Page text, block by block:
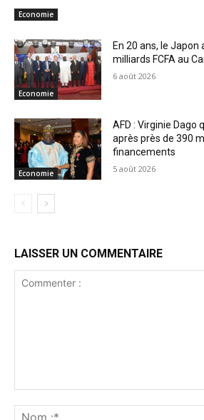
Economie
Economie
En 20 ans, le Japon
milliards FCFA au
6 août 2026
Economie
AFD : Virginie Dago
après près de 390
financements
5 août 2026
LAISSER UN COMMENTAIRE